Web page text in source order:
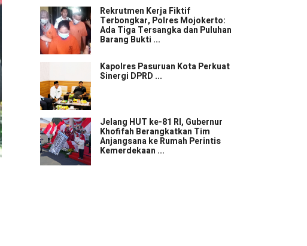
Rekrutmen Kerja Fiktif
Terbongkar, Polres Mojokerto:
Ada Tiga Tersangka dan Puluhan
Barang Bukti ...
Kapolres Pasuruan Kota Perkuat
Sinergi DPRD ...
Jelang HUT ke-81 RI, Gubernur
Khofifah Berangkatkan Tim
Anjangsana ke Rumah Perintis
Kemerdekaan ...